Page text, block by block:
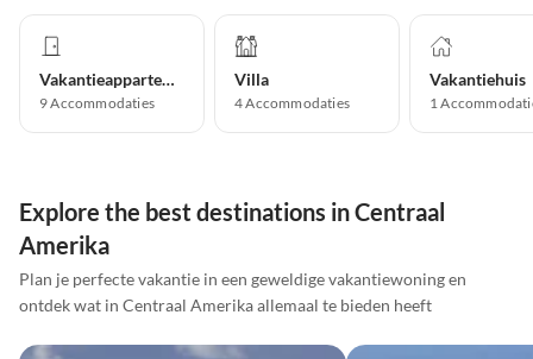
Vakantieappartement
9Accommodaties
Villa
4Accommodaties
Vakantiehuis
1
Explore the best destinations in Centraal
Amerika
Plan je perfecte vakantie in een geweldige vakantiewoning en
ontdek wat in Centraal Amerika allemaal te bieden heeft